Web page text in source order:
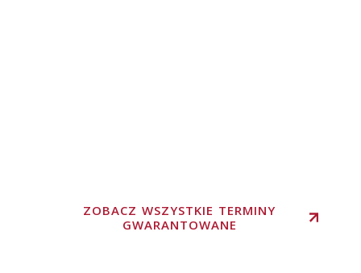
ZOBACZ WSZYSTKIE TERMINY
GWARANTOWANE